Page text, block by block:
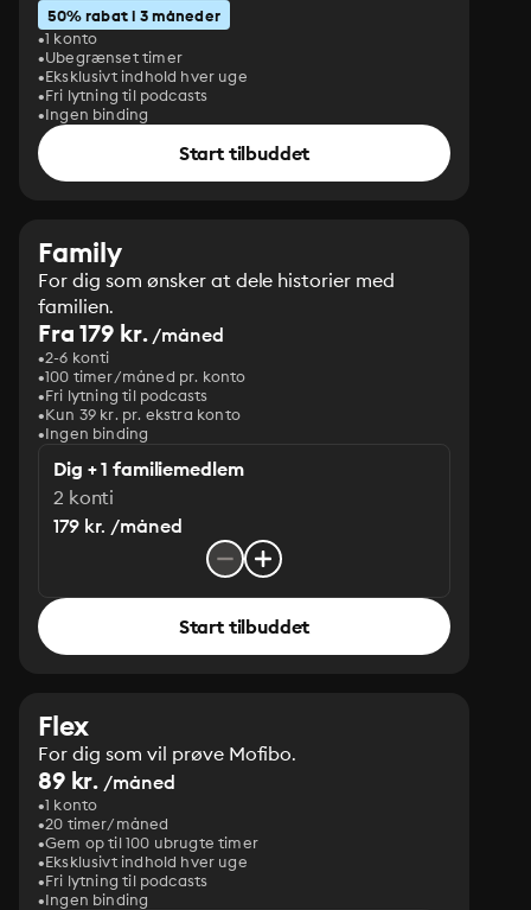
50% rabat i 3 måneder
1 konto
Ubegrænset timer
Eksklusivt indhold hver uge
Fri lytning til podcasts
Ingen binding
Start tilbuddet
Family
For dig som ønsker at dele historier med
familien.
Fra 179 kr./måned
2-6 konti
100 timer/måned pr. konto
Fri lytning til podcasts
Kun 39 kr. pr. ekstra konto
Ingen binding
Dig + 1 familiemedlem
2 konti
179 kr. /måned
Start tilbuddet
Flex
For dig som vil prøve Mofibo.
89 kr. /måned
1 konto
20 timer/måned
Gem op til 100 ubrugte timer
Eksklusivt indhold hver uge
Fri lytning til podcasts
Ingen binding